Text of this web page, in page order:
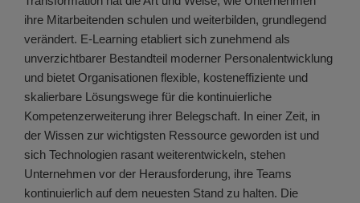
ihre Mitarbeitenden schulen und weiterbilden, grundlegend
verändert. E-Learning etabliert sich zunehmend als
unverzichtbarer Bestandteil moderner Personalentwicklung
und bietet Organisationen flexible, kosteneffiziente und
skalierbare Lösungswege für die kontinuierliche
Kompetenzerweiterung ihrer Belegschaft. In einer Zeit, in
der Wissen zur wichtigsten Ressource geworden ist und
sich Technologien rasant weiterentwickeln, stehen
Unternehmen vor der Herausforderung, ihre Teams
kontinuierlich auf dem neuesten Stand zu halten. Die